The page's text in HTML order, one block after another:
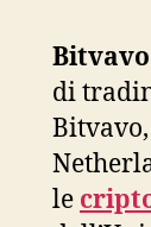
Bitvavo
di
le